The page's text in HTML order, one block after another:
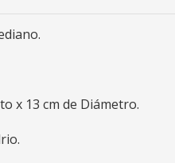
x 13 cm de Diámetro.